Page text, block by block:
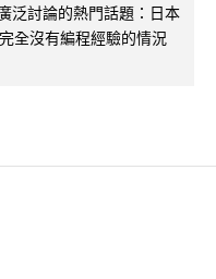
泛討論的熱門話題：日本
全沒有編程經驗的情況